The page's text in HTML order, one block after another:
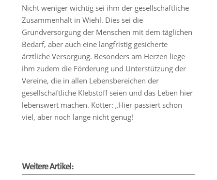
Nicht weniger wichtig sei ihm der gesellschaftliche
Zusammenhalt in Wiehl. Dies sei die
Grundversorgung der Menschen mit dem täglichen
Bedarf, aber auch eine langfristig gesicherte
ärztliche Versorgung. Besonders am Herzen liege
ihm zudem die Förderung und Unterstützung der
Vereine, die in allen Lebensbereichen der
gesellschaftliche Klebstoff seien und das Leben hier
lebenswert machen. Kötter: „Hier passiert schon
viel, aber noch lange nicht genug!
Weitere Artikel: